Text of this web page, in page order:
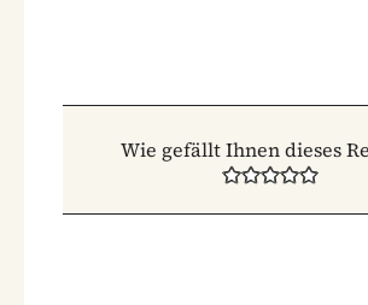
Wie gefällt Ihnen dieses